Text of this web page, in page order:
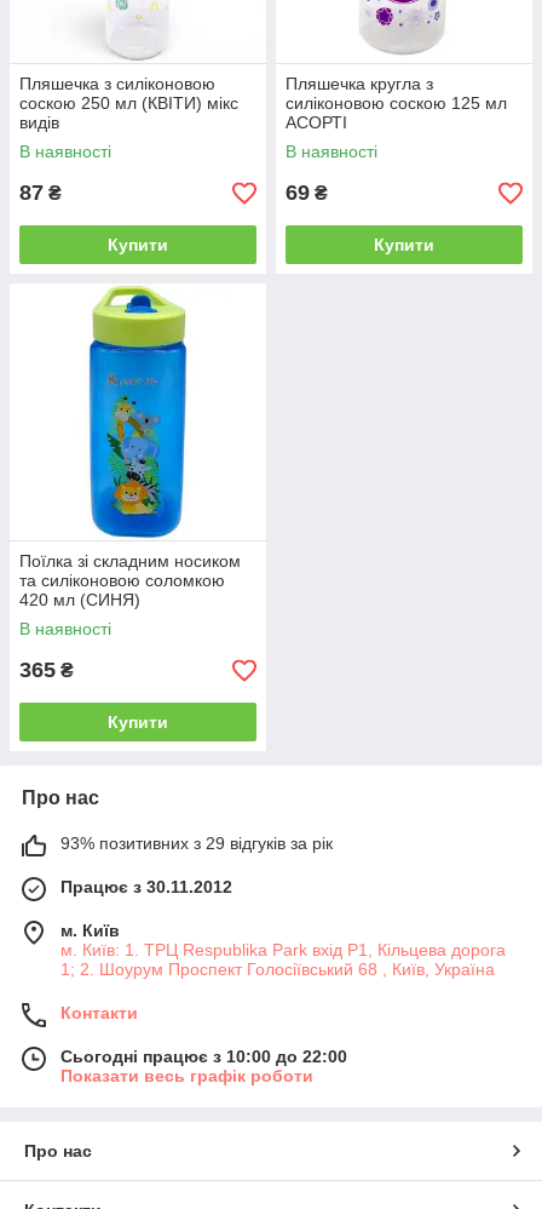
Пляшечка з силіконовою
соскою 250 мл (КВІТИ) мікс
видів
В наявності
87 ₴
Купити
Пляшечка кругла з
силіконовою соскою 125 мл
АСОРТІ
В наявності
69 ₴
Купити
Поїлка зі складним носиком
та силіконовою соломкою
420 мл (СИНЯ)
В наявності
365 ₴
Купити
Про нас
93% позитивних з 29 відгуків за рік
Працює з 30.11.2012
м. Київ
м. Київ: 1. ТРЦ Respublika Park вхід P1, Кільцева дорога
1; 2. Шоурум Проспект Голосіївський 68 , Київ, Україна
Контакти
Сьогодні працює з 10:00 до 22:00
Показати весь графік роботи
Про нас